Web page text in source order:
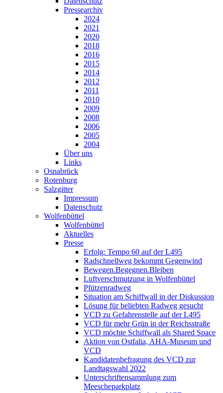
Pressearchiv
2024
2021
2020
2018
2016
2015
2014
2012
2011
2010
2009
2008
2006
2005
2004
Über uns
Links
Osnabrück
Rotenburg
Salzgitter
Impressum
Datenschutz
Wolfenbüttel
Wolfenbüttel
Aktuelles
Presse
Erfolg: Tempo 60 auf der L495
Radschnellweg bekommt Gegenwind
Bewegen.Begegnen.Bleiben
Luftverschmutzung in Wolfenbüttel
Pfützenradweg
Situation am Schiffwall in der Diskussion
Lösung für beliebten Radweg gesucht
VCD zu Gefahrenstelle auf der L495
VCD für mehr Grün in der Reichsstraße
VCD möchte Schiffwall als Shared Space
Aktion von Ostfalia, AHA-Museum und
VCD
Kandidatenbefragung des VCD zur
Landtagswahl 2022
Unterschriftensammlung zum
Meescheparkplatz